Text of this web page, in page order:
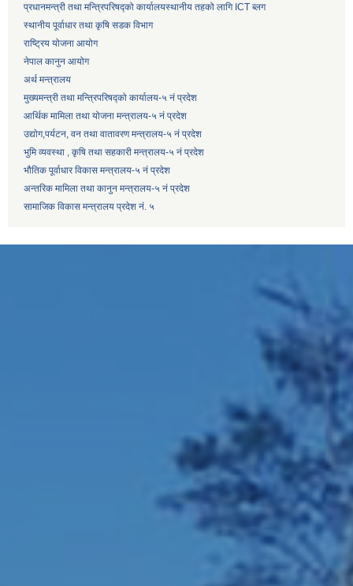
प्रधानमन्त्री तथा मन्त्रिपरिषद्को कार्यालयस्थानीय तहको लागि ICT ब्लग
स्थानीय पूर्वाधार तथा कृषि सडक विभाग
राष्ट्रिय योजना आयोग
नेपाल कानुन आयोग
अर्थ मन्त्रालय
मुख्यमन्त्री तथा मन्त्रिपरिषद्को कार्यालय-५ नं प्रदेश
आर्थिक मामिला तथा योजना मन्त्रालय-५ नं प्रदेश
उद्याेग,पर्यटन, वन तथा वातावरण मन्त्रालय-५ नं प्रदेश
भुमि व्यवस्था , कृषि तथा सहकारी मन्त्रालय-५ नं प्रदेश
भौतिक पूर्वाधार विकास मन्त्रालय-५ नं प्रदेश
अन्तरिक मामिला तथा कानुन मन्त्रालय-५ नं प्रदेश
सामाजिक विकास मन्त्रालय प्रदेश नं. ५